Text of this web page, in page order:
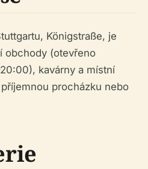
Königstraße, je
obchody (otevřeno
kavárny a místní
procházku nebo